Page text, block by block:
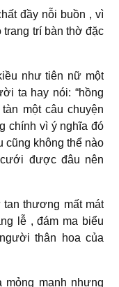
đầy nỗi buồn , vì
trang trí bàn thờ đặc
như tiên nữ một
ta hay nói: “hồng
một câu chuyện
chính vì ý nghĩa đó
cũng không thể nào
được đâu nên
tan thương mất mát
lễ , đám ma biểu
thân hoa của
manh nhưng